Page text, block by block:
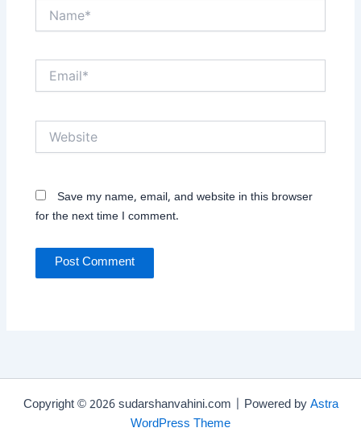
Save my name, email, and website in this browser
for the next time I comment.
Copyright © 2026 sudarshanvahini.com | Powered by Astra
WordPress Theme